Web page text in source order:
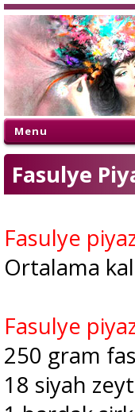
Menu
Fasulye
Fasulye
Ortalama
Fasulye
250 gram
18 siyah